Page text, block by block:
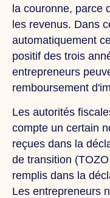
la couronne, parce
les revenus. Dans
automatiquement
positif des trois
entrepreneurs
remboursement
Les autorités
compte un certain
reçues dans la
de transition
remplis dans la
Les entrepreneurs